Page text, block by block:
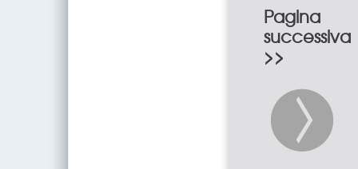
Pagina
successiva
>>